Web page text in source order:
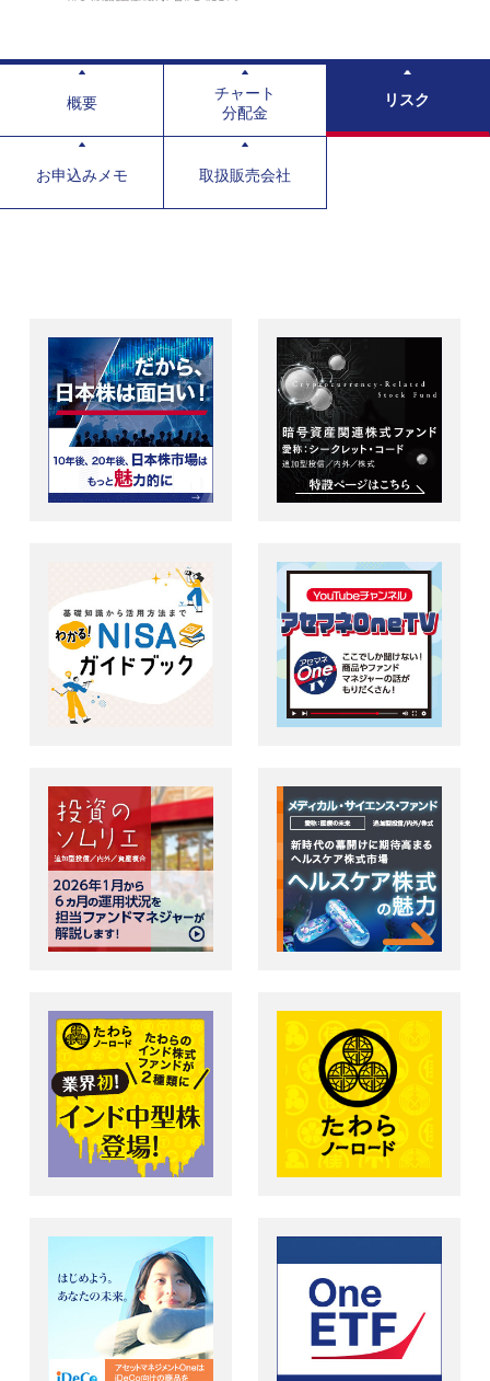
概要
チャート
分配金
リスク
お申込みメモ 取扱販売会社